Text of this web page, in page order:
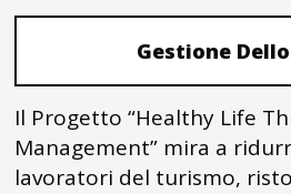
Gestione
Il Progetto “Healthy Life
Management” mira a
lavoratori del turismo,